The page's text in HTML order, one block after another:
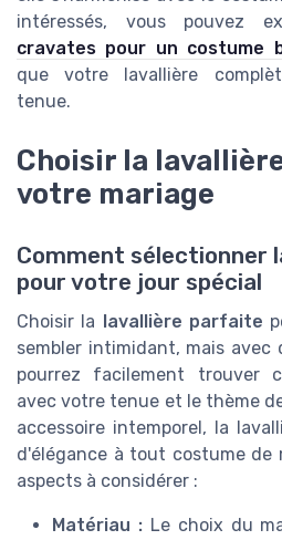
intéressés, vous pouvez
cravates pour un costume
que votre lavallière
tenue.
Choisir la
votre mariage
Comment sélectionner
pour votre jour spécial
Choisir la lavallière parfaite
sembler intimidant, mais avec
pourrez facilement trouver
avec votre tenue et le thème
accessoire intemporel, la
d'élégance à tout costume de
aspects à considérer :
Matériau :Le choix du